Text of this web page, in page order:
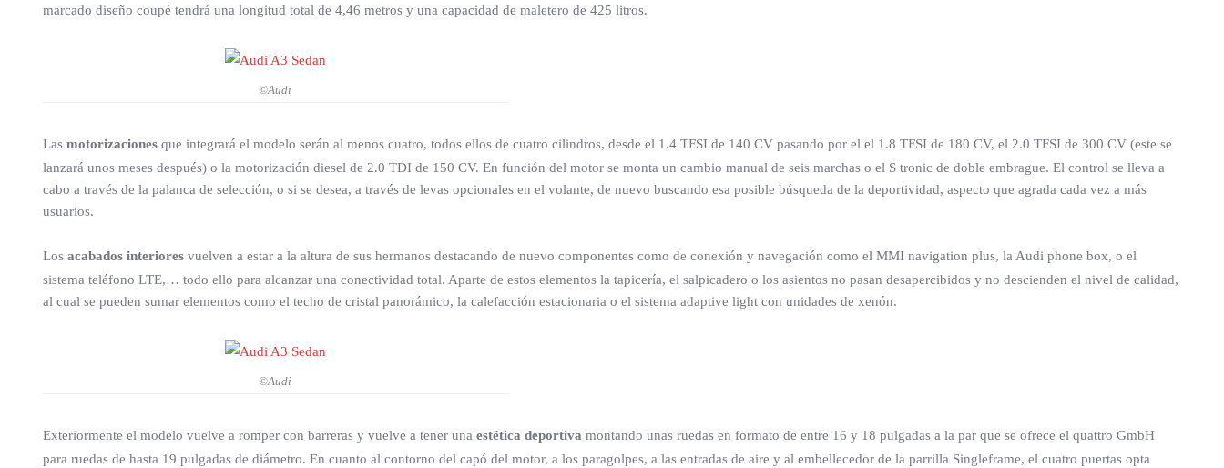
marcado diseño coupé tendrá una longitud total de 4,46 metros y una capacidad de maletero de 425 litros.
©Audi
Las motorizaciones que integrará el modelo serán al menos cuatro, todos ellos de cuatro cilindros, desde el 1.4 TFSI de 140 CV pasando por el el 1.8 TFSI de 180 CV, el 2.0 TFSI de 300 CV (este se
lanzará unos meses después) o la motorización diesel de 2.0 TDI de 150 CV. En función del motor se monta un cambio manual de seis marchas o el S tronic de doble embrague. El control se lleva a
cabo a través de la palanca de selección, o si se desea, a través de levas opcionales en el volante, de nuevo buscando esa posible búsqueda de la deportividad, aspecto que agrada cada vez a más
usuarios.
Los acabados interiores vuelven a estar a la altura de sus hermanos destacando de nuevo componentes como de conexión y navegación como el MMI navigation plus, la Audi phone box, o el
sistema teléfono LTE,… todo ello para alcanzar una conectividad total. Aparte de estos elementos la tapicería, el salpicadero o los asientos no pasan desapercibidos y no descienden el nivel de calidad,
al cual se pueden sumar elementos como el techo de cristal panorámico, la calefacción estacionaria o el sistema adaptive light con unidades de xenón.
©Audi
Exteriormente el modelo vuelve a romper con barreras y vuelve a tener una estética deportiva montando unas ruedas en formato de entre 16 y 18 pulgadas a la par que se ofrece el quattro GmbH
para ruedas de hasta 19 pulgadas de diámetro. En cuanto al contorno del capó del motor, a los paragolpes, a las entradas de aire y al embellecedor de la parrilla Singleframe, el cuatro puertas opta